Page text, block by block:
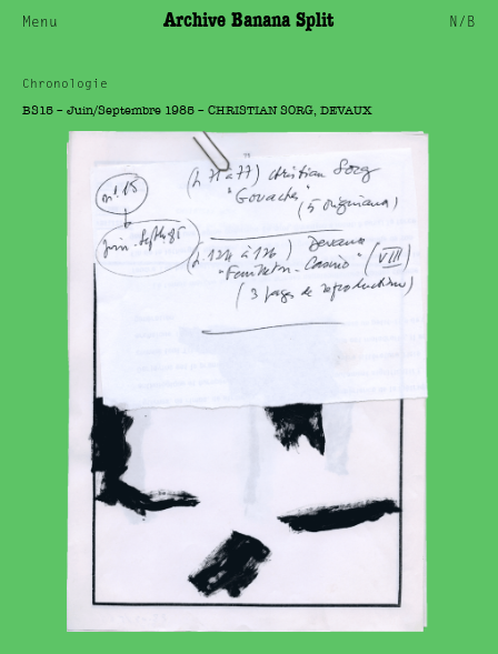
Menu N/B
Archive Banana Split
Chronologie
BS15 – Juin/Septembre 1985 – CHRISTIAN SORG, DEVAUX